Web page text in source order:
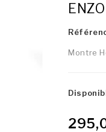
Montre